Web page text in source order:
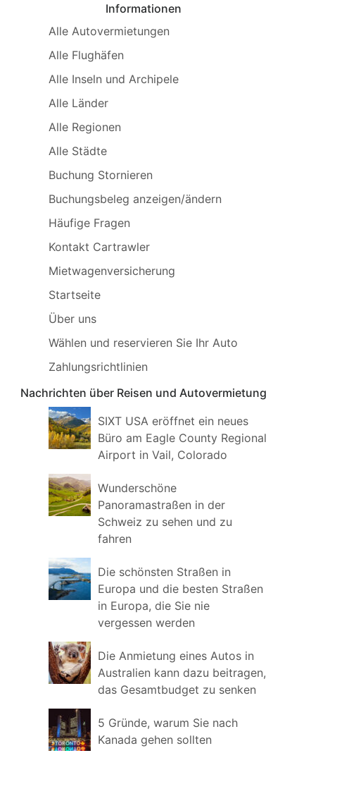
Informationen
Alle Autovermietungen
Alle Flughäfen
Alle Inseln und Archipele
Alle Länder
Alle Regionen
Alle Städte
Buchung Stornieren
Buchungsbeleg anzeigen/ändern
Häufige Fragen
Kontakt Cartrawler
Mietwagenversicherung
Startseite
Über uns
Wählen und reservieren Sie Ihr Auto
Zahlungsrichtlinien
Nachrichten über Reisen und Autovermietung
SIXT USA eröffnet ein neues
Büro am Eagle County Regional
Airport in Vail, Colorado
Wunderschöne
Panoramastraßen in der
Schweiz zu sehen und zu
fahren
Die schönsten Straßen in
Europa und die besten Straßen
in Europa, die Sie nie
vergessen werden
Die Anmietung eines Autos in
Australien kann dazu beitragen,
das Gesamtbudget zu senken
5 Gründe, warum Sie nach
Kanada gehen sollten